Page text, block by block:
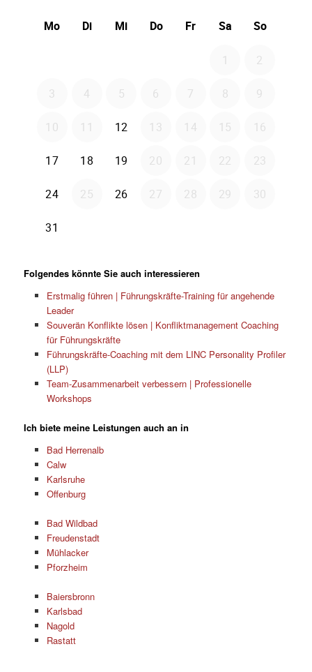
Folgendes könnte Sie auch interessieren
Erstmalig führen | Führungskräfte-Training für angehende
Leader
Souverän Konflikte lösen | Konfliktmanagement Coaching
für Führungskräfte
Führungskräfte-Coaching mit dem LINC Personality Profiler
(LLP)
Team-Zusammenarbeit verbessern | Professionelle
Workshops
Ich biete meine Leistungen auch an in
Bad Herrenalb
Calw
Karlsruhe
Offenburg
Bad Wildbad
Freudenstadt
Mühlacker
Pforzheim
Baiersbronn
Karlsbad
Nagold
Rastatt